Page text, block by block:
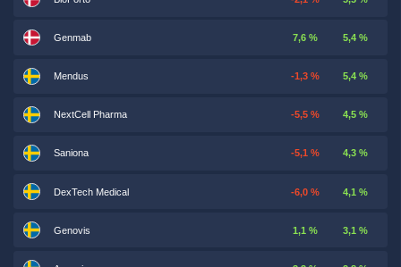
Genmab 7,6 % 5,4 %
Mendus -1,3 % 5,4 %
NextCell Pharma -5,5 % 4,5 %
Saniona -5,1 % 4,3 %
DexTech Medical -6,0 % 4,1 %
Genovis 1,1 % 3,1 %